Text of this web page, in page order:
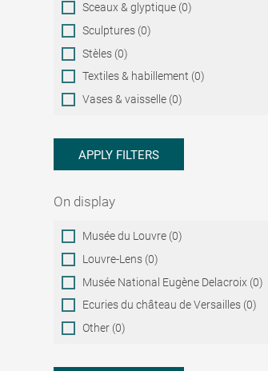
Sceaux & glyptique (0)
Sculptures (0)
Stèles (0)
Textiles & habillement (0)
Vases & vaisselle (0)
APPLY FILTERS
On display
On
display
Musée du Louvre (0)
Louvre-Lens (0)
Musée National Eugène Delacroix (0)
Ecuries du château de Versailles (0)
Other (0)